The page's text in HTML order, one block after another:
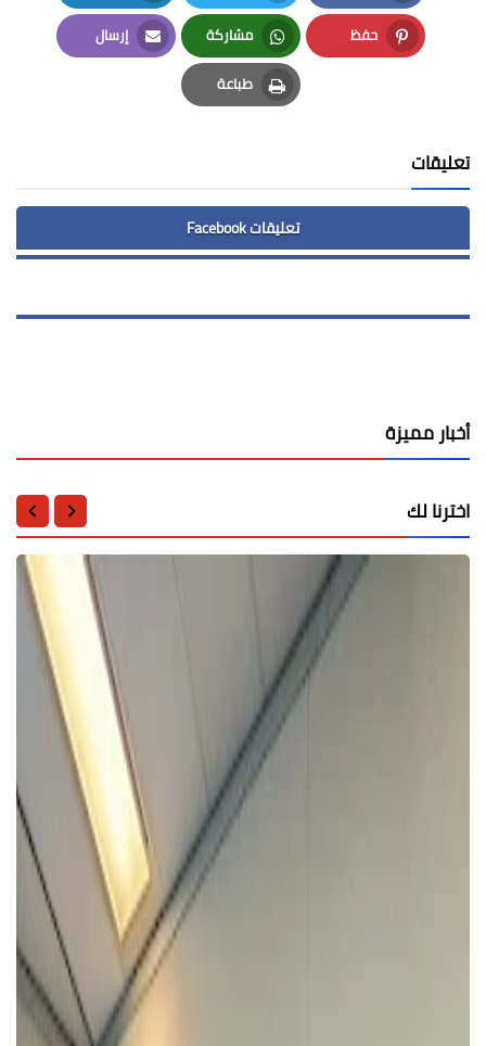
Facebook
Twitter
LinkedIn
حفظ
Pinterest
مشاركة
Whatsapp
إرسال
Email
طباعة
Print
تعليقات
تعليقات Facebook
أخبار مميزة
اخترنا لك